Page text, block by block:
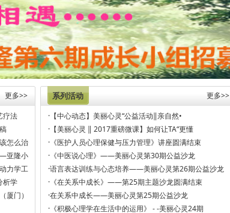
更多>>
疗法
怎么治
亚隆小
力学工
析学
厦门）
系列活动
更多>>
· 【中心动态】美丽心灵“公益活动‖亲自然•
· 【美丽心灵 ‖ 2017重磅微课】如何让TA“更懂
· 《医护人员心理保健与压力管理》讲座圆满结束
· 《中医说心理》——美丽心灵第30期公益沙龙
·语言表达训练与心态培养——美丽心灵第26期公益沙龙
· 《在关系中成长》——第25期主题沙龙圆满结束
·在关系中成长——美丽心灵第25期公益沙龙
· 《积极心理学在生活中的运用》 - -美丽心灵24期